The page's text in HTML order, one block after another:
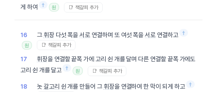
게 하여
† 원 📑 책갈피 추가
16 그 휘장다섯 폭을서로 연결하며 또 여섯 폭을서로 연결하고 †
원 📑 책갈피 추가
17 휘장을 연결할 끝폭 가에 고리 쉰 개를 달며 다른 연결할 끝폭 가에도
고리 쉰 개를 달고 † 원 📑 책갈피 추가
18 놋 갈고리 쉰 개를 만들어 그 휘장을 연결하여 한 막이 되게 하고 †